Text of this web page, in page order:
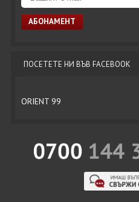
ПОСЕТЕТЕ НИ ВЪВ FACEBOOK
ORIENT 99